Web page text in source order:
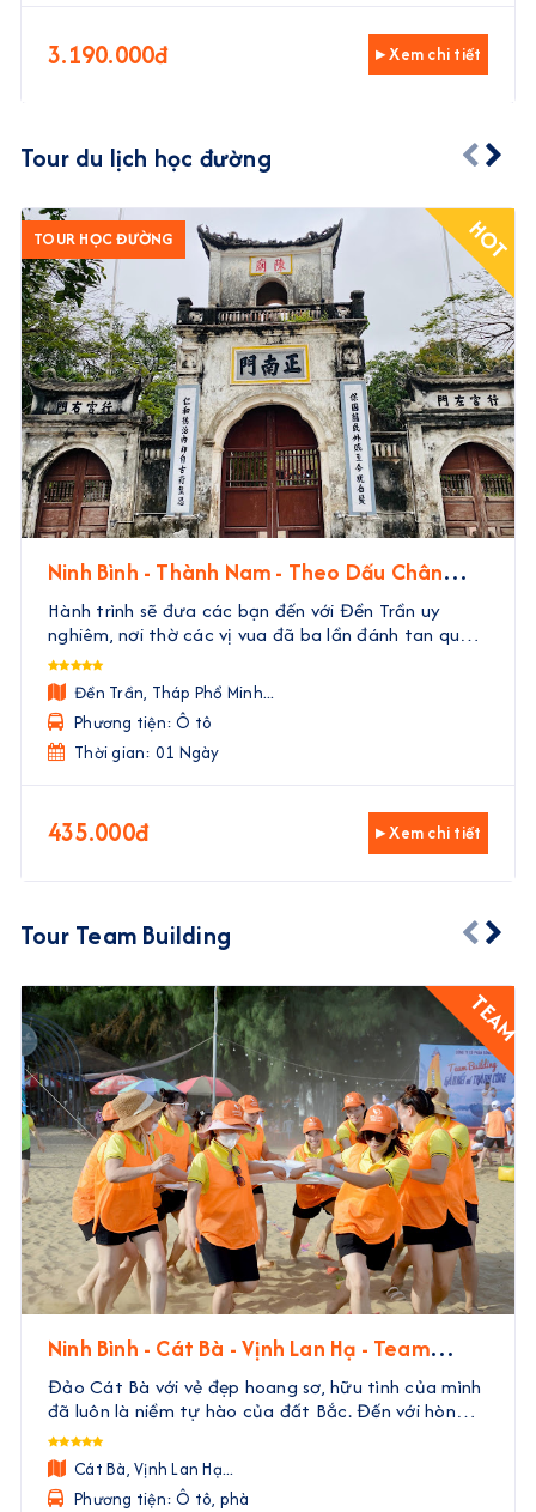
3.190.000đ ▸ Xem chi tiết
Tour du lịch học đường
TOUR HỌC ĐƯỜNG HOT
Ninh Bình - Thành Nam - Theo Dấu Chân
Nhà Trần
Hành trình sẽ đưa các bạn đến với Đền Trần uy
nghiêm, nơi thờ các vị vua đã ba lần đánh tan quân
Nguyên Mông. Tại đây, các bạn sẽ được tận mắt
thấy những di tích, nghe những câu chuyện về các
vị tướn ...
Đền Trần, Tháp Phổ Minh...
Phương tiện: Ô tô
Thời gian: 01 Ngày
435.000đ ▸ Xem chi tiết
Tour Team Building
TEAM
Ninh Bình - Cát Bà - Vịnh Lan Hạ - Team
Building | 3 Ngày 2 Đêm
Đảo Cát Bà với vẻ đẹp hoang sơ, hữu tình của mình
đã luôn là niềm tự hào của đất Bắc. Đến với hòn
đảo này, không chỉ có cơ hội khám phá những điểm
đến siêu thú vị, tham gia các hoạt động vui chơi giả
...
Cát Bà, Vịnh Lan Hạ...
Phương tiện: Ô tô, phà